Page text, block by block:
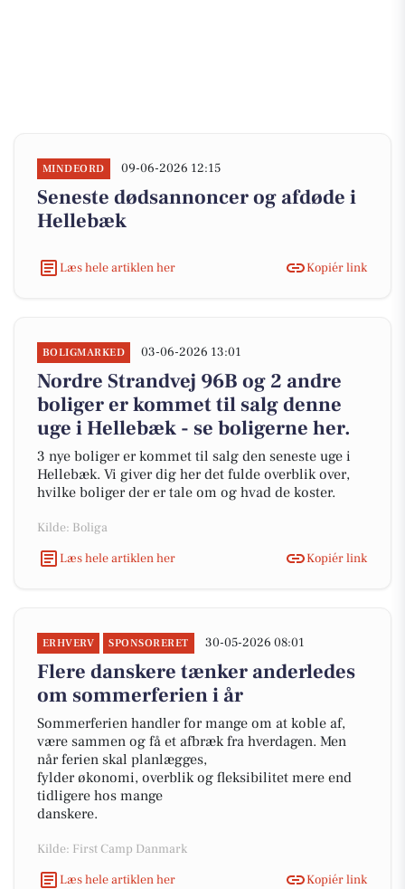
MINDEORD 09-06-2026 12:15
Seneste dødsannoncer og afdøde i
Hellebæk
Læs hele artiklen her Kopiér link
BOLIGMARKED 03-06-2026 13:01
Nordre Strandvej 96B og 2 andre
boliger er kommet til salg denne
uge i Hellebæk - se boligerne her.
3 nye boliger er kommet til salg den seneste uge i
Hellebæk. Vi giver dig her det fulde overblik over,
hvilke boliger der er tale om og hvad de koster.
Kilde: Boliga
Læs hele artiklen her
Kopiér link
ERHVERV SPONSORERET 30-05-2026 08:01
Flere danskere tænker anderledes
om sommerferien i år
Sommerferien handler for mange om at koble af,
være sammen og få et afbræk fra hverdagen. Men
når ferien skal planlægges,
fylder økonomi, overblik og fleksibilitet mere end
tidligere hos mange
danskere.
Kilde: First Camp Danmark
Læs hele artiklen her
Kopiér link